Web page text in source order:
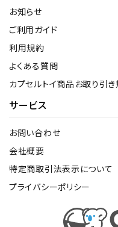
お知らせ
ご利用ガイド
利用規約
よくある質問
カプセルトイ商品お取り引
サービス
お問い合わせ
会社概要
特定商取引法表示について
プライバシーポリシー